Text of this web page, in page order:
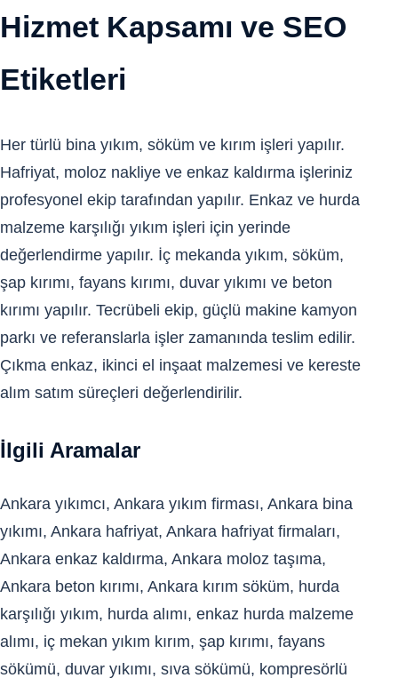
Hizmet Kapsamı ve SEO
Etiketleri
Her türlü bina yıkım, söküm ve kırım işleri yapılır.
Hafriyat, moloz nakliye ve enkaz kaldırma işleriniz
profesyonel ekip tarafından yapılır. Enkaz ve hurda
malzeme karşılığı yıkım işleri için yerinde
değerlendirme yapılır. İç mekanda yıkım, söküm,
şap kırımı, fayans kırımı, duvar yıkımı ve beton
kırımı yapılır. Tecrübeli ekip, güçlü makine kamyon
parkı ve referanslarla işler zamanında teslim edilir.
Çıkma enkaz, ikinci el inşaat malzemesi ve kereste
alım satım süreçleri değerlendirilir.
İlgili Aramalar
Ankara yıkımcı, Ankara yıkım firması, Ankara bina
yıkımı, Ankara hafriyat, Ankara hafriyat firmaları,
Ankara enkaz kaldırma, Ankara moloz taşıma,
Ankara beton kırımı, Ankara kırım söküm, hurda
karşılığı yıkım, hurda alımı, enkaz hurda malzeme
alımı, iç mekan yıkım kırım, şap kırımı, fayans
sökümü, duvar yıkımı, sıva sökümü, kompresörlü